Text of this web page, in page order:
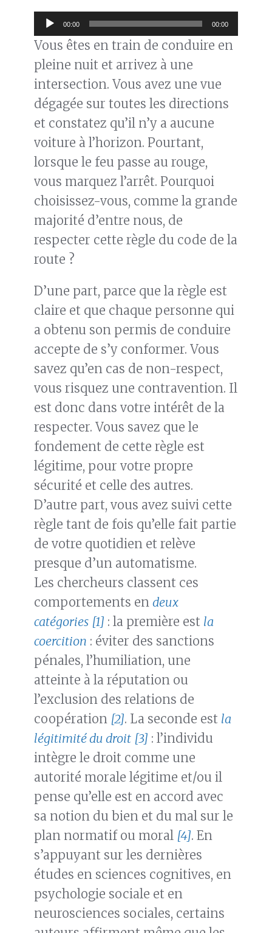
Lecteur
audio
00:00 00:00
Vous êtes en train de conduire en
pleine nuit et arrivez à une
intersection. Vous avez une vue
dégagée sur toutes les directions
et constatez qu’il n’y a aucune
voiture à l’horizon. Pourtant,
lorsque le feu passe au rouge,
vous marquez l’arrêt. Pourquoi
choisissez-vous, comme la grande
majorité d’entre nous, de
respecter cette règle du code de la
route ?
D’une part, parce que la règle est
claire et que chaque personne qui
a obtenu son permis de conduire
accepte de s’y conformer. Vous
savez qu’en cas de non-respect,
vous risquez une contravention. Il
est donc dans votre intérêt de la
respecter. Vous savez que le
fondement de cette règle est
légitime, pour votre propre
sécurité et celle des autres.
D’autre part, vous avez suivi cette
règle tant de fois qu’elle fait partie
de votre quotidien et relève
presque d’un automatisme.
Les chercheurs classent ces
comportements en deux
catégories [1] : la première est la
coercition : éviter des sanctions
pénales, l’humiliation, une
atteinte à la réputation ou
l’exclusion des relations de
coopération [2]. La seconde est la
légitimité du droit [3] : l’individu
intègre le droit comme une
autorité morale légitime et/ou il
pense qu’elle est en accord avec
sa notion du bien et du mal sur le
plan normatif ou moral [4]. En
s’appuyant sur les dernières
études en sciences cognitives, en
psychologie sociale et en
neurosciences sociales, certains